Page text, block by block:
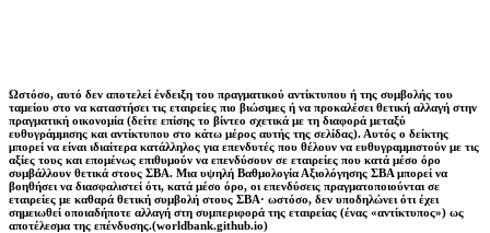
Ωστόσο, αυτό δεν αποτελεί ένδειξη του πραγματικού αντίκτυπου ή της συμβολής του
ταμείου στο να καταστήσει τις εταιρείες πιο βιώσιμες ή να προκαλέσει θετική αλλαγή στην
πραγματική οικονομία (δείτε επίσης το βίντεο σχετικά με τη διαφορά μεταξύ
ευθυγράμμισης και αντίκτυπου στο κάτω μέρος αυτής της σελίδας). Αυτός ο δείκτης
μπορεί να είναι ιδιαίτερα κατάλληλος για επενδυτές που θέλουν να ευθυγραμμιστούν με τις
αξίες τους και επομένως επιθυμούν να επενδύσουν σε εταιρείες που κατά μέσο όρο
συμβάλλουν θετικά στους ΣΒΑ. Μια υψηλή Βαθμολογία Αξιολόγησης ΣΒΑ μπορεί να
βοηθήσει να διασφαλιστεί ότι, κατά μέσο όρο, οι επενδύσεις πραγματοποιούνται σε
εταιρείες με καθαρά θετική συμβολή στους ΣΒΑ· ωστόσο, δεν υποδηλώνει ότι έχει
σημειωθεί οποιαδήποτε αλλαγή στη συμπεριφορά της εταιρείας (ένας «αντίκτυπος») ως
αποτέλεσμα της επένδυσης.(worldbank.github.io)